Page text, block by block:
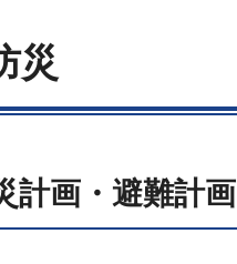
災
計画・避難計画